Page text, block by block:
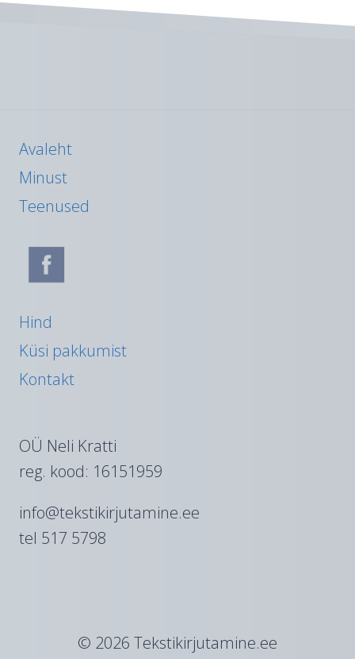
Avaleht
Minust
Teenused
Hind
Küsi pakkumist
Kontakt
OÜ Neli Kratti
reg. kood: 16151959
info@tekstikirjutamine.ee
tel 517 5798
© 2026 Tekstikirjutamine.ee